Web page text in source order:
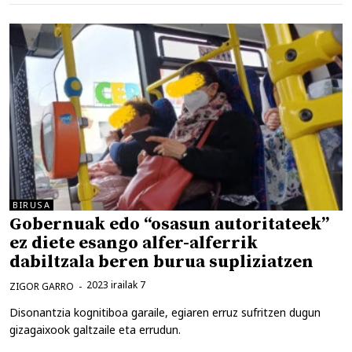
BIRUSA
Gobernuak edo “osasun autoritateek”
ez diete esango alfer-alferrik
dabiltzala beren burua supliziatzen
2023 irailak 7
ZIGOR GARRO
Disonantzia kognitiboa garaile, egiaren erruz sufritzen dugun
gizagaixook galtzaile eta errudun.